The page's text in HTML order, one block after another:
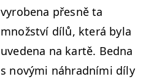
vyrobe­na přes­ně ta
množství dílů, která byla
uve­de­na na kartě. Bed­na
s nový­mi náhrad­ní­mi díly